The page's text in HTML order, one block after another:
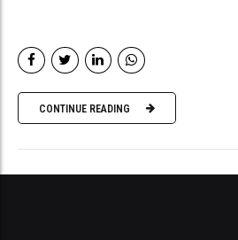
CONTINUE READING